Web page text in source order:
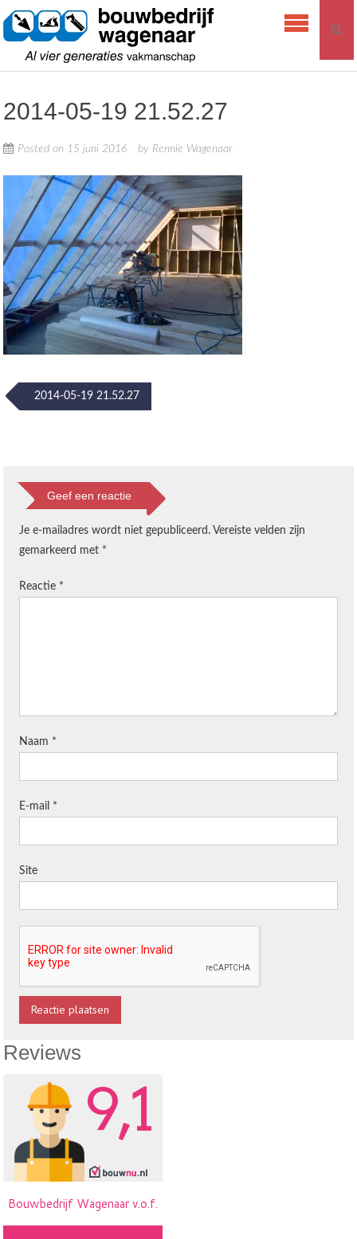
Skip
content
Bouwbedrijf
2014-05-19 21.52.27
Posted on 15 juni 2016 by Rennie Wagenaar
Post
navigation
2014-05-19 21.52.27
Geef een reactie
Je e-mailadres wordt niet gepubliceerd. Vereiste velden zijn
gemarkeerd met *
Reactie *
Naam *
E-mail *
Site
Reviews